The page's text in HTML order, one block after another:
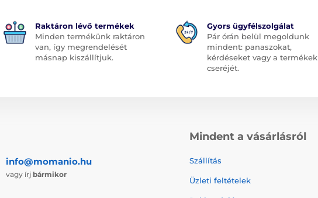
Raktáron lévő termékek
Minden termékünk raktáron
van, így megrendelését
másnap kiszállítjuk.
Gyors ügyfélszolgálat
Pár órán belül megoldunk
mindent: panaszokat,
kérdéseket vagy a termékek
cseréjét.
info@momanio.hu
vagy írj bármikor
Mindent a vásárlásról
Szállítás
Üzleti feltételek